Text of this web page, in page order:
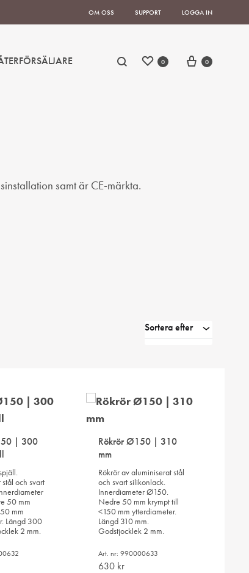
OM OSS SUPPORT LOGGA IN
Sök Önskelista
0 Cart
0
samt är CE-märkta.
Sortera efter
| 300
och svart
50 mm
mm
Längd 300
2 mm.
Rökrör Ø150 | 310
mm
Rökrör av aluminiserat stål
och svart silikonlack.
Innerdiameter Ø150.
Nedre 50 mm krympt till
<150 mm ytterdiameter.
Längd 310 mm.
Godstjocklek 2 mm.
Art. nr: 990000633
630 kr